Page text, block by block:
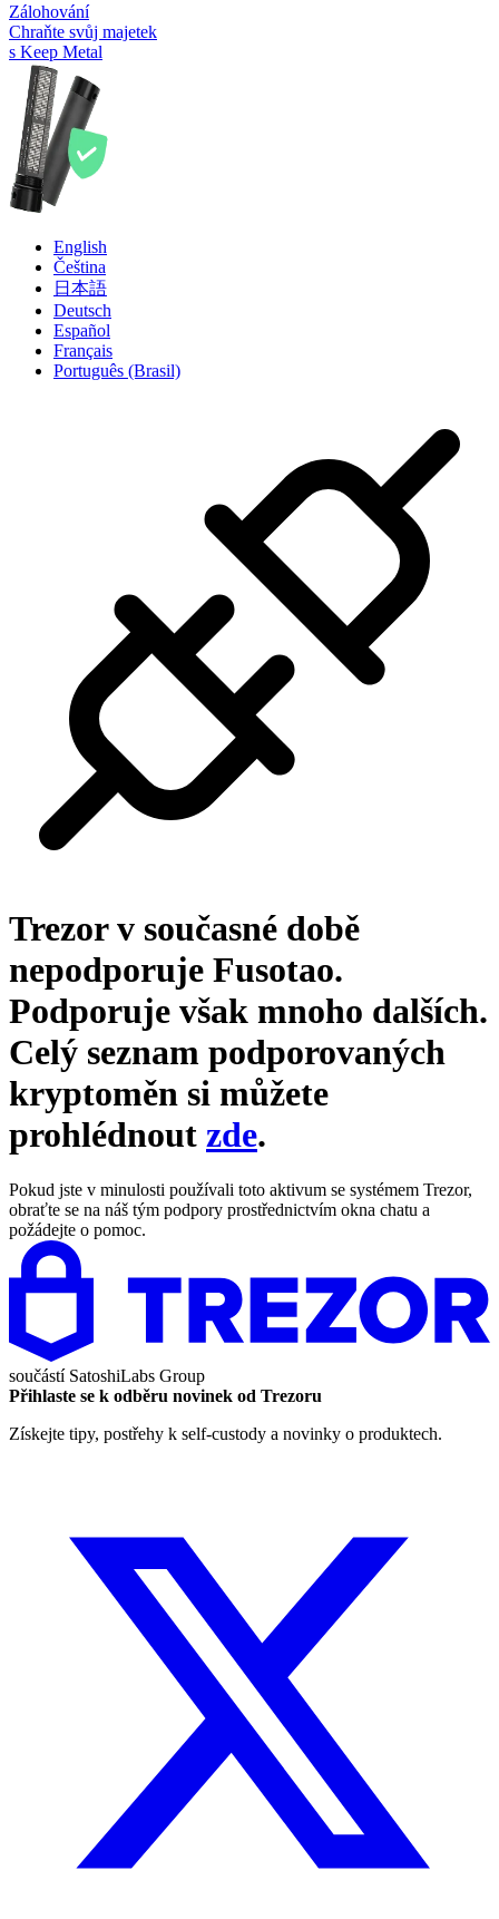
Zálohování
Chraňte svůj majetek
s Keep Metal
English
Čeština
日本語
Deutsch
Español
Français
Português (Brasil)
Trezor v současné době
nepodporuje Fusotao.
Podporuje však mnoho dalších.
Celý seznam podporovaných
kryptoměn si můžete
prohlédnout zde.
Pokud jste v minulosti používali toto aktivum se systémem Trezor,
obraťte se na náš tým podpory prostřednictvím okna chatu a
požádejte o pomoc.
součástíSatoshiLabs Group
Přihlaste se k odběru novinek od Trezoru
Získejte tipy, postřehy k self-custody a novinky o produktech.